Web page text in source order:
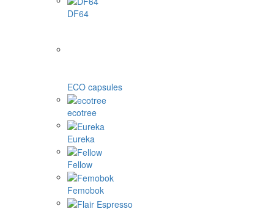
DF64
ECO capsules
ecotree
Eureka
Fellow
Femobok